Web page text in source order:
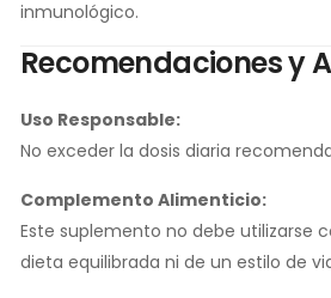
inmunológico.
Recomendaciones y
Uso Responsable:
No exceder la dosis diaria
Complemento Alimenticio:
Este suplemento no debe utilizarse
dieta equilibrada ni de un estilo de